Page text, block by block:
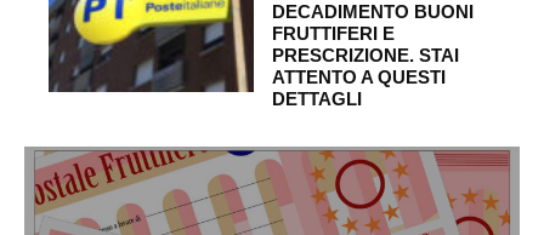
DECADIMENTO BUONI
FRUTTIFERI E
PRESCRIZIONE. STAI
ATTENTO A QUESTI
DETTAGLI